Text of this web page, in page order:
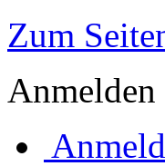
Zum